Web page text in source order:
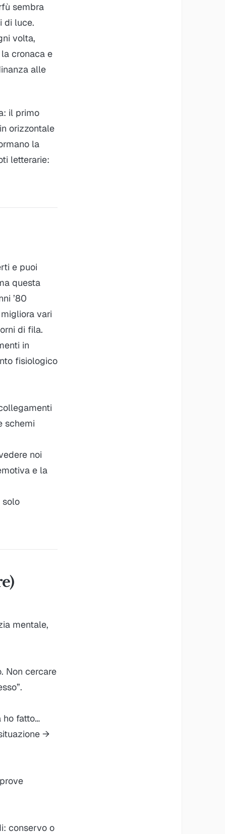
sembra
di luce.
volta,
cronaca e
alle
: il primo
orizzontale
la
letterarie:
e puoi
questa
’80
vari
di fila.
in
fisiologico
schemi
noi
e la
solo
mentale,
Non cercare
ho fatto…
→
conservo o